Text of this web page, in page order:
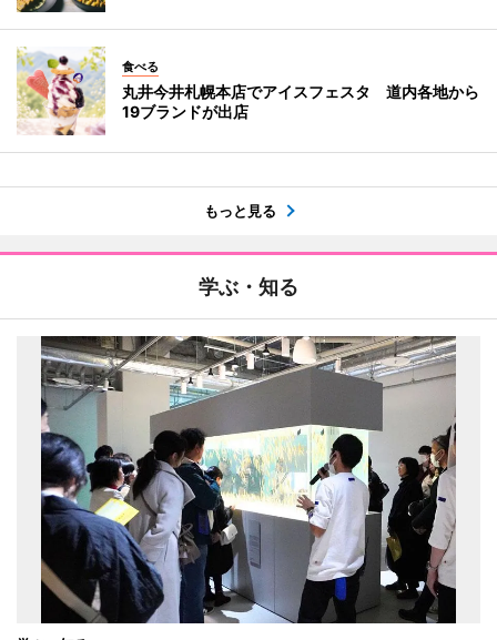
食べる
丸井今井札幌本店でアイスフェスタ 道内各地から
19ブランドが出店
もっと見る
学ぶ・知る